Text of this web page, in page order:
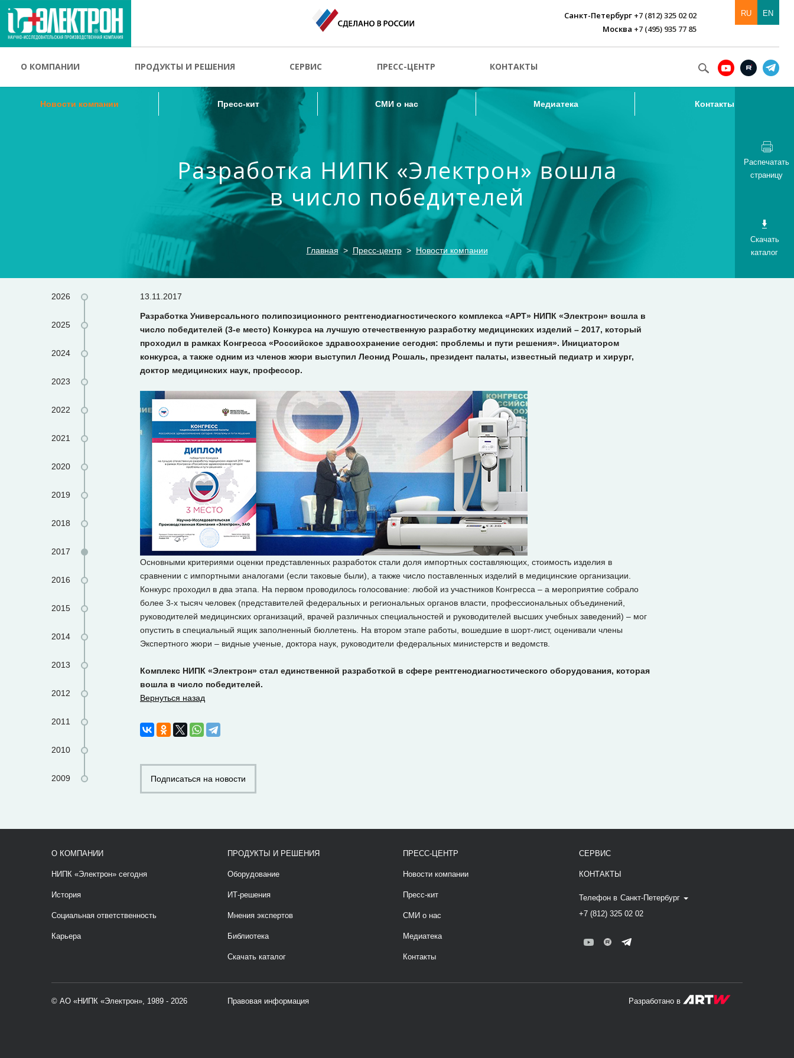
Санкт-Петербург +7 (812) 325 02 02
Москва +7 (495) 935 77 85
RU EN
О КОМПАНИИ ПРОДУКТЫ И РЕШЕНИЯ СЕРВИС ПРЕСС-ЦЕНТР КОНТАКТЫ
Новости компании Пресс-кит СМИ о нас Медиатека Контакты
Новости компании Пресс-кит СМИ о нас Медиатека Контакты
Разработка НИПК «Электрон» вошла
в число победителей
Главная Пресс-центр Новости компании
Распечатать
страницу
Скачать
каталог
2026
2025
2024
2023
2022
2021
2020
2019
2018
2017
2016
2015
2014
2013
2012
2011
2010
2009
13.11.2017
Разработка Универсального полипозиционного рентгенодиагностического комплекса «АРТ» НИПК «Электрон» вошла в
число победителей (3-е место) Конкурса на лучшую отечественную разработку медицинских изделий – 2017, который
проходил в рамках Конгресса «Российское здравоохранение сегодня: проблемы и пути решения». Инициатором
конкурса, а также одним из членов жюри выступил Леонид Рошаль, президент палаты, известный педиатр и хирург,
доктор медицинских наук, профессор.
Основными критериями оценки представленных разработок стали доля импортных составляющих, стоимость изделия в
сравнении с импортными аналогами (если таковые были), а также число поставленных изделий в медицинские организации.
Конкурс проходил в два этапа. На первом проводилось голосование: любой из участников Конгресса – а мероприятие собрало
более 3-х тысяч человек (представителей федеральных и региональных органов власти, профессиональных объединений,
руководителей медицинских организаций, врачей различных специальностей и руководителей высших учебных заведений) – мог
опустить в специальный ящик заполненный бюллетень. На втором этапе работы, вошедшие в шорт-лист, оценивали члены
Экспертного жюри – видные ученые, доктора наук, руководители федеральных министерств и ведомств.
Комплекс НИПК «Электрон» стал единственной разработкой в сфере рентгенодиагностического оборудования, которая
вошла в число победителей.
Вернуться назад
Подписаться на новости
О КОМПАНИИ
НИПК «Электрон» сегодня
История
Социальная ответственность
Карьера
ПРОДУКТЫ И РЕШЕНИЯ
Оборудование
ИТ-решения
Мнения экспертов
Библиотека
Скачать каталог
ПРЕСС-ЦЕНТР
Новости компании
Пресс-кит
СМИ о нас
Медиатека
Контакты
СЕРВИС
КОНТАКТЫ
Телефон в Санкт-Петербург
+7 (812) 325 02 02
© АО «НИПК «Электрон», 1989 - 2026 Правовая информация Разработано в